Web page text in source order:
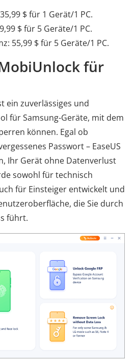
$ für 1 Gerät/1 PC.
$ für 5 Geräte/1 PC.
55,99 $ für 5 Geräte/1 PC.
für
ein zuverlässiges und
für Samsung-Geräte, mit dem
können. Egal ob
Passwort – EaseUS
Ihr Gerät ohne Datenverlust
sowohl für technisch
für Einsteiger entwickelt und
die Sie durch
führt.